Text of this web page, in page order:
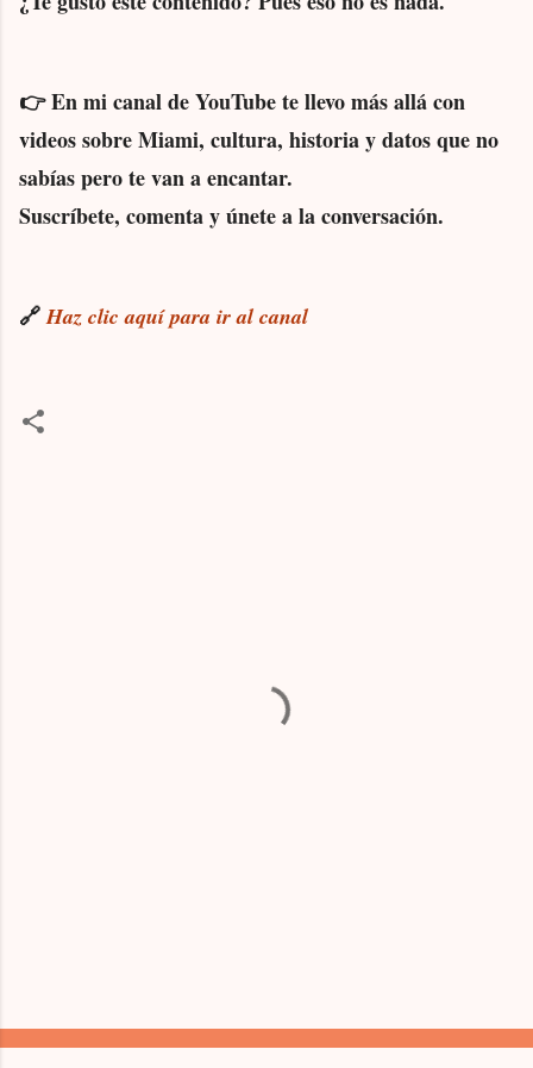
👉 En mi canal de YouTube te llevo más allá con
videos sobre Miami, cultura, historia y datos que no
sabías pero te van a encantar.
Suscríbete, comenta y únete a la conversación.
🔗Haz clic aquí para ir al canal